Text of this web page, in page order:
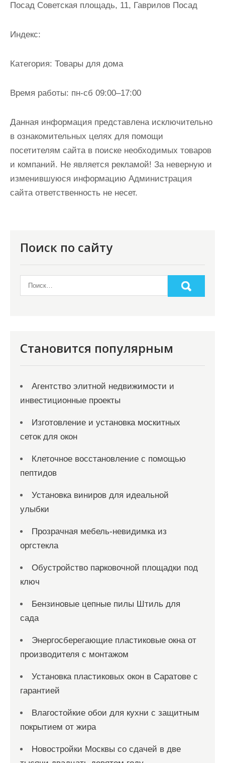
Посад Советская площадь, 11, Гаврилов Посад
Индекс:
Категория: Товары для дома
Время работы: пн-сб 09:00–17:00
Данная информация представлена исключительно
в ознакомительных целях для помощи
посетителям сайта в поиске необходимых товаров
и компаний. Не является рекламой! За неверную и
изменившуюся информацию Администрация
сайта ответственность не несет.
Поиск по сайту
Становится популярным
Агентство элитной недвижимости и
инвестиционные проекты
Изготовление и установка москитных
сеток для окон
Клеточное восстановление с помощью
пептидов
Установка виниров для идеальной
улыбки
Прозрачная мебель-невидимка из
оргстекла
Обустройство парковочной площадки под
ключ
Бензиновые цепные пилы Штиль для
сада
Энергосберегающие пластиковые окна от
производителя с монтажом
Установка пластиковых окон в Саратове с
гарантией
Влагостойкие обои для кухни с защитным
покрытием от жира
Новостройки Москвы со сдачей в две